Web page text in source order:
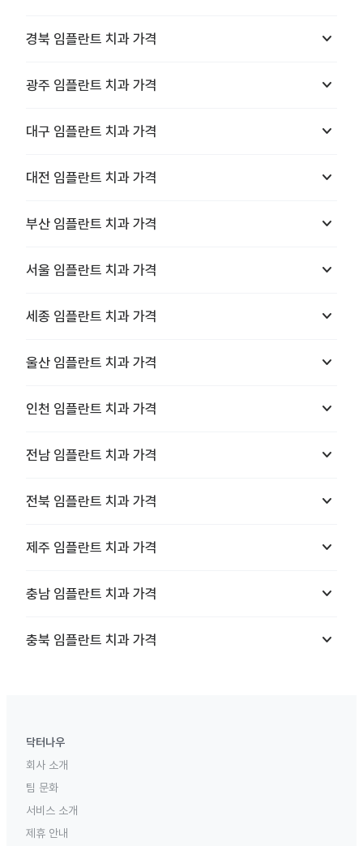
경북 임플란트 치과 가격 keyboard_arrow_down
광주 임플란트 치과 가격 keyboard_arrow_down
대구 임플란트 치과 가격 keyboard_arrow_down
대전 임플란트 치과 가격 keyboard_arrow_down
부산 임플란트 치과 가격 keyboard_arrow_down
서울 임플란트 치과 가격 keyboard_arrow_down
세종 임플란트 치과 가격 keyboard_arrow_down
울산 임플란트 치과 가격 keyboard_arrow_down
인천 임플란트 치과 가격 keyboard_arrow_down
전남 임플란트 치과 가격 keyboard_arrow_down
전북 임플란트 치과 가격 keyboard_arrow_down
제주 임플란트 치과 가격 keyboard_arrow_down
충남 임플란트 치과 가격 keyboard_arrow_down
충북 임플란트 치과 가격 keyboard_arrow_down
닥터나우
회사 소개
팀 문화
서비스 소개
제휴 안내